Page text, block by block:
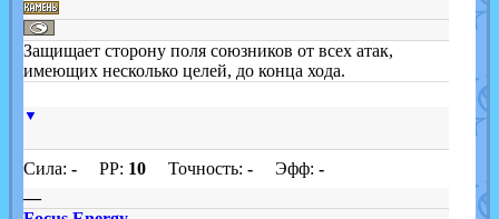
Защищает сторону поля союзников от всех атак,
имеющих несколько целей, до конца хода.
▼
Сила: -PP: 10Точность: -Эфф: -
—